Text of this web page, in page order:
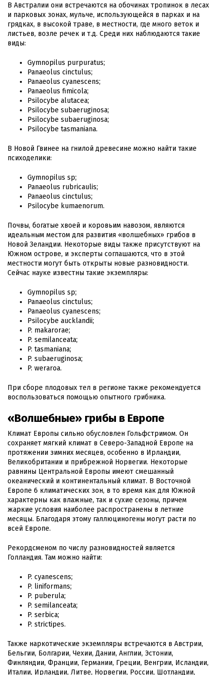
В Австралии они встречаются на обочинах тропинок в лесах
и парковых зонах, мульче, использующейся в парках и на
грядках, в высокой траве, в местности, где много веток и
листьев, возле речек и т.д. Среди них наблюдаются такие
виды:
Gymnopilus purpuratus;
Panaeolus cinctulus;
Panaeolus cyanescens;
Panaeolus fimicola;
Psilocybe alutacea;
Psilocybe subaeruginosa;
Psilocybe subaeruginosa;
Psilocybe tasmaniana.
В Новой Гвинее на гнилой древесине можно найти такие
психоделики:
Gymnopilus sp;
Panaeolus rubricaulis;
Panaeolus cinctulus;
Psilocybe kumaenorum.
Почвы, богатые хвоей и коровьим навозом, являются
идеальным местом для развития «волшебных» грибов в
Новой Зеландии. Некоторые виды также присутствуют на
Южном острове, и эксперты соглашаются, что в этой
местности могут быть открыты новые разновидности.
Сейчас науке известны такие экземпляры:
Gymnopilus sp;
Panaeolus cinctulus;
Panaeolus cyanescens;
Psilocybe aucklandii;
P. makarorae;
P. semilanceata;
P. tasmaniana;
P. subaeruginosa;
P. weraroa.
При сборе плодовых тел в регионе также рекомендуется
воспользоваться помощью опытного грибника.
«Волшебные» грибы в Европе
Климат Европы сильно обусловлен Гольфстримом. Он
сохраняет мягкий климат в Северо-Западной Европе на
протяжении зимних месяцев, особенно в Ирландии,
Великобритании и прибрежной Норвегии. Некоторые
равнины Центральной Европы имеют смешанный
океанический и континентальный климат. В Восточной
Европе 6 климатических зон, в то время как для Южной
характерны как влажные, так и сухие сезоны, причем
жаркие условия наиболее распространены в летние
месяцы. Благодаря этому галлюциногены могут расти по
всей Европе.
Рекордсменом по числу разновидностей является
Голландия. Там можно найти:
P. cyanescens;
P. liniformans;
P. puberula;
P. semilanceata;
P. serbica;
P. strictipes.
Также наркотические экземпляры встречаются в Австрии,
Бельгии, Болгарии, Чехии, Дании, Англии, Эстонии,
Финляндии, Франции, Германии, Греции, Венгрии, Исландии,
Италии, Ирландии, Литве, Норвегии, России, Шотландии,